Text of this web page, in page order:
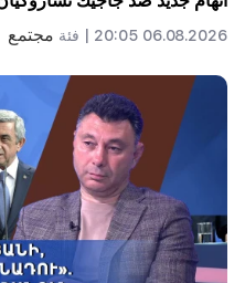
06.08.2026 20:05 | فئة مجتمع